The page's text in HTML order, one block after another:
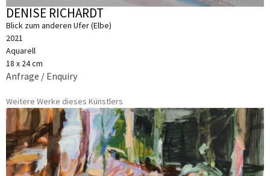
DENISE RICHARDT
Blick zum anderen Ufer (Elbe)
2021
Aquarell
18 x 24 cm
Anfrage / Enquiry
Weitere Werke dieses Künstlers